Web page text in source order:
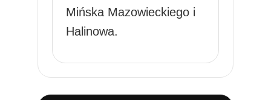
Mińska Mazowieckiego i
Halinowa.